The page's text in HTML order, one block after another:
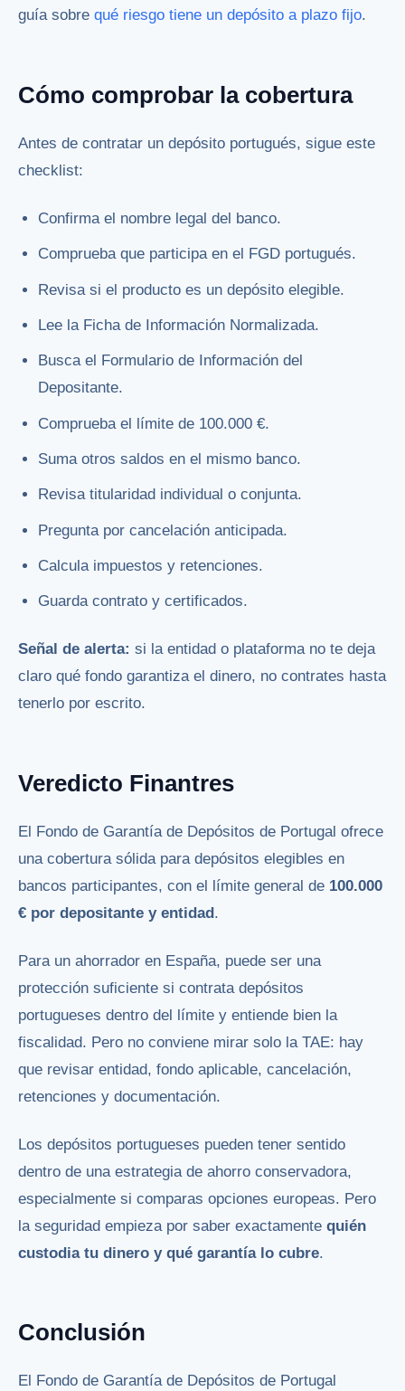
guía sobre qué riesgo tiene un depósito a plazo fijo.
Cómo comprobar la cobertura
Antes de contratar un depósito portugués, sigue este
checklist:
Confirma el nombre legal del banco.
Comprueba que participa en el FGD portugués.
Revisa si el producto es un depósito elegible.
Lee la Ficha de Información Normalizada.
Busca el Formulario de Información del
Depositante.
Comprueba el límite de 100.000 €.
Suma otros saldos en el mismo banco.
Revisa titularidad individual o conjunta.
Pregunta por cancelación anticipada.
Calcula impuestos y retenciones.
Guarda contrato y certificados.
Señal de alerta: si la entidad o plataforma no te deja
claro qué fondo garantiza el dinero, no contrates hasta
tenerlo por escrito.
Veredicto Finantres
El Fondo de Garantía de Depósitos de Portugal ofrece
una cobertura sólida para depósitos elegibles en
bancos participantes, con el límite general de 100.000
€ por depositante y entidad.
Para un ahorrador en España, puede ser una
protección suficiente si contrata depósitos
portugueses dentro del límite y entiende bien la
fiscalidad. Pero no conviene mirar solo la TAE: hay
que revisar entidad, fondo aplicable, cancelación,
retenciones y documentación.
Los depósitos portugueses pueden tener sentido
dentro de una estrategia de ahorro conservadora,
especialmente si comparas opciones europeas. Pero
la seguridad empieza por saber exactamente quién
custodia tu dinero y qué garantía lo cubre.
Conclusión
El Fondo de Garantía de Depósitos de Portugal